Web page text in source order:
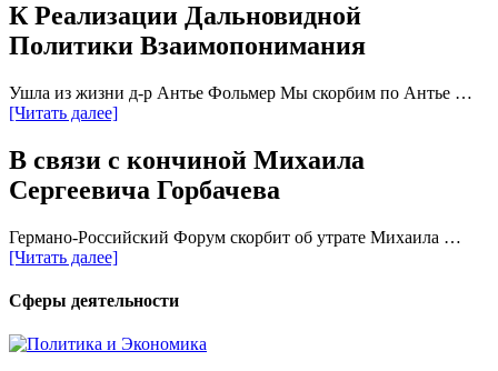
К Реализации Дальновидной
Политики Взаимопонимания
Ушла из жизни д-р Антье Фольмер Мы скорбим по Антье …
[Читать далее]
В связи с кончиной Михаила
Сергеевича Горбачева
Германо-Российский Форум скорбит об утрате Михаила …
[Читать далее]
Сферы деятельности